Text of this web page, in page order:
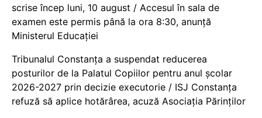
scrise încep luni, 10 august / Accesul în sala de
examen este permis până la ora 8:30, anunță
Ministerul Educației
Tribunalul Constanța a suspendat reducerea
posturilor de la Palatul Copiilor pentru anul școlar
2026-2027 prin decizie executorie / ISJ Constanța
refuză să aplice hotărârea, acuză Asociația Părinților